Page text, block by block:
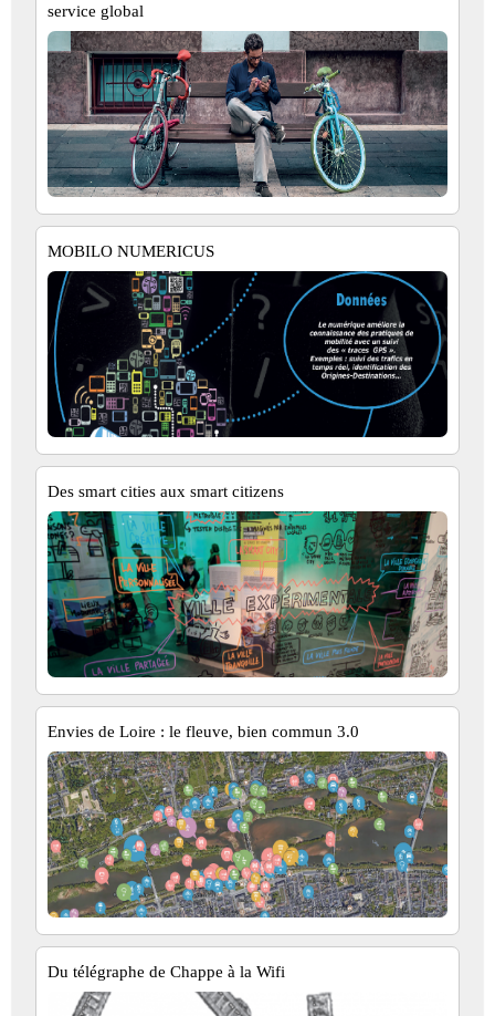
service global
MOBILO NUMERICUS
Des smart cities aux smart citizens
Envies de Loire : le fleuve, bien commun 3.0
Du télégraphe de Chappe à la Wifi